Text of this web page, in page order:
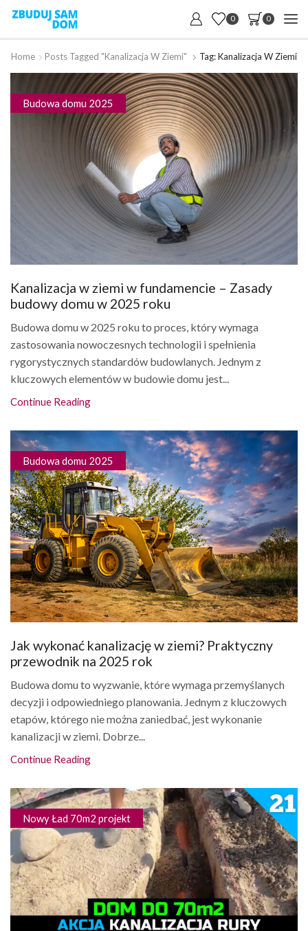
0 0
Home Posts Tagged "kanalizacja W Ziemi" Tag: Kanalizacja W Ziemi
Budowa domu 2025
Kanalizacja w ziemi w fundamencie – Zasady
budowy domu w 2025 roku
Budowa domu w 2025 roku to proces, który wymaga
zastosowania nowoczesnych technologii i spełnienia
rygorystycznych standardów budowlanych. Jednym z
kluczowych elementów w budowie domu jest...
Continue Reading
Budowa domu 2025
Jak wykonać kanalizację w ziemi? Praktyczny
przewodnik na 2025 rok
Budowa domu to wyzwanie, które wymaga przemyślanych
decyzji i odpowiedniego planowania. Jednym z kluczowych
etapów, którego nie można zaniedbać, jest wykonanie
kanalizacji w ziemi. Dobrze...
Continue Reading
Nowy Ład 70m2 projekt